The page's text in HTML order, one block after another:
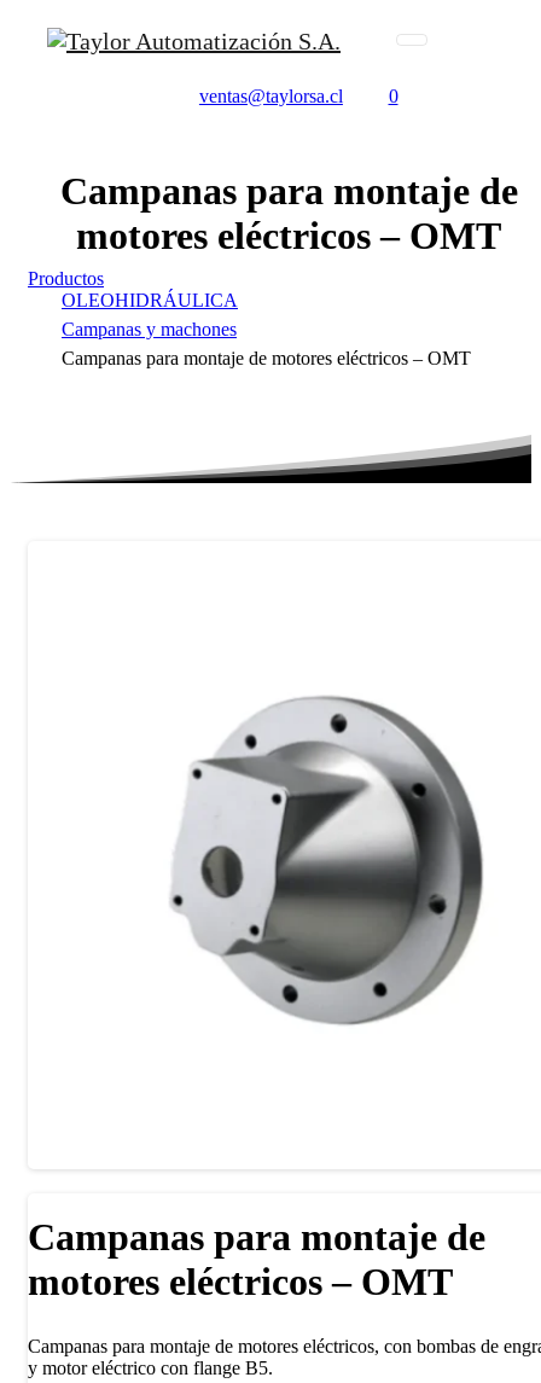
ventas@taylorsa.cl 0
Campanas para montaje de
motores eléctricos– OMT
Productos
OLEOHIDRÁULICA
Campanas y machones
Campanas para montaje de motores eléctricos – OMT
Campanas para montaje de
motores eléctricos – OMT
Campanas para montaje de motores eléctricos, con bombas de
y motor eléctrico con flange B5.